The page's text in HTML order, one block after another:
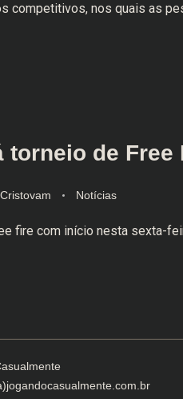
competitivos, nos quais as
torneio de Free
Notícias
fire com início nesta sexta-